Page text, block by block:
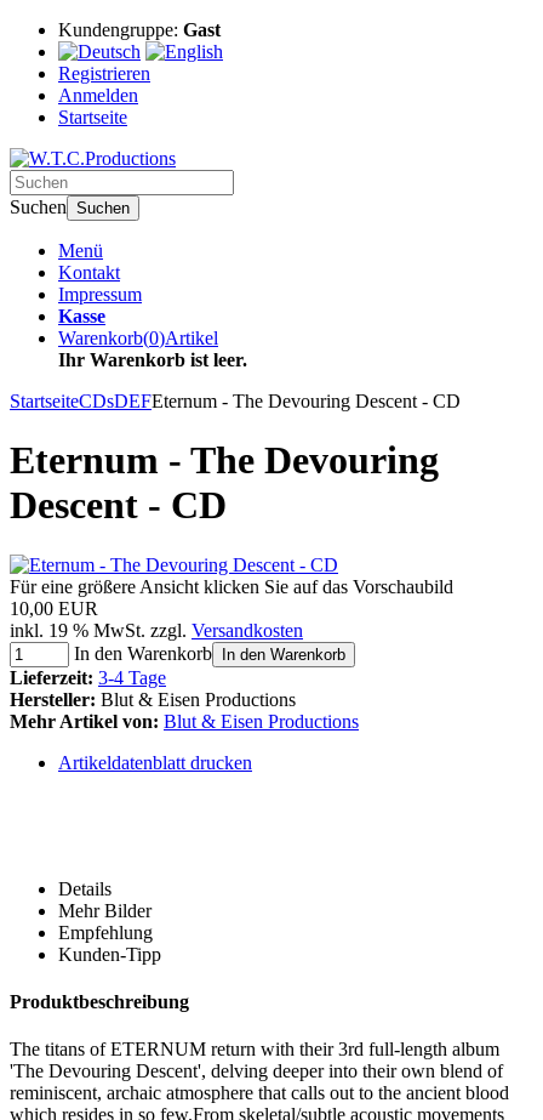
Kundengruppe: Gast
Registrieren
Anmelden
Startseite
Suchen Suchen
Menü
Kontakt
Impressum
Kasse
Warenkorb(0)Artikel
Ihr Warenkorb ist leer.
StartseiteCDsDEFEternum - The Devouring Descent - CD
Eternum - The Devouring
Descent - CD
Für eine größere Ansicht klicken Sie auf das Vorschaubild
10,00 EUR
inkl. 19 % MwSt. zzgl. Versandkosten
In den Warenkorb
In den Warenkorb
Lieferzeit: 3-4 Tage
Hersteller: Blut & Eisen Productions
Mehr Artikel von: Blut & Eisen Productions
Artikeldatenblatt drucken
Details
Mehr Bilder
Empfehlung
Kunden-Tipp
Produktbeschreibung
The titans of ETERNUM return with their 3rd full-length album
'The Devouring Descent', delving deeper into their own blend of
reminiscent, archaic atmosphere that calls out to the ancient blood
which resides in so few.From skeletal/subtle acoustic movements